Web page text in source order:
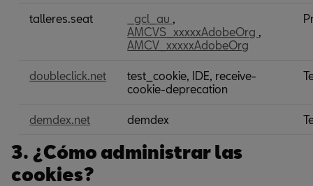
detalleres.seat _gcl_au ,
AMCVS_xxxxxAdobeOrg ,
AMCV_xxxxxAdobeOrg
doubleclick.net
test_cookie, IDE, receive-
cookie-deprecation
demdex.net demdex
3. ¿Cómo administrar las
cookies?